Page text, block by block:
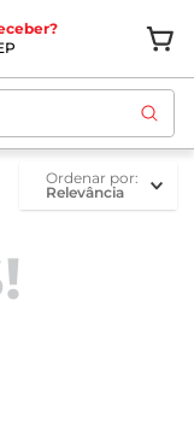
ordenar por
Relevância